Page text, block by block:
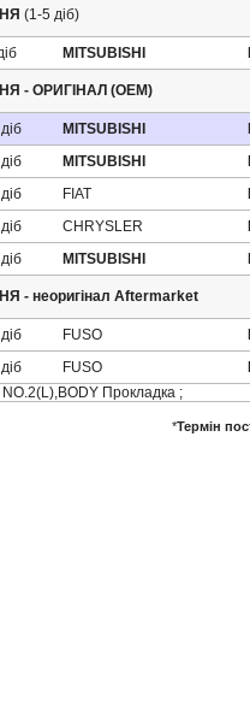
(1-5 діб)
іб MITSUBISHI
- ОРИГІНАЛ (OEM)
діб MITSUBISHI
діб MITSUBISHI
діб FIAT
діб CHRYSLER
діб MITSUBISHI
- неоригінал Aftermarket
діб FUSO
діб FUSO
Прокладка ;
*Термін